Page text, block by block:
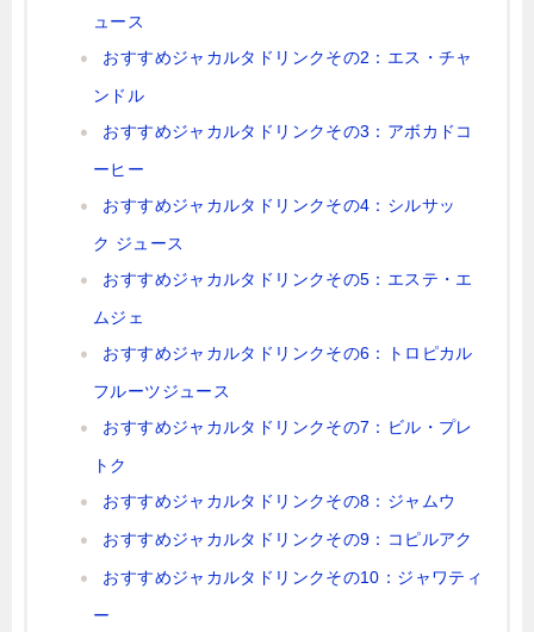
ュース
おすすめジャカルタドリンクその2：エス・チャ
ンドル
おすすめジャカルタドリンクその3：アボカドコ
ーヒー
おすすめジャカルタドリンクその4：シルサッ
ク ジュース
おすすめジャカルタドリンクその5：エステ・エ
ムジェ
おすすめジャカルタドリンクその6：トロピカル
フルーツジュース
おすすめジャカルタドリンクその7：ビル・プレ
トク
おすすめジャカルタドリンクその8：ジャムウ
おすすめジャカルタドリンクその9：コピルアク
おすすめジャカルタドリンクその10：ジャワティ
ー